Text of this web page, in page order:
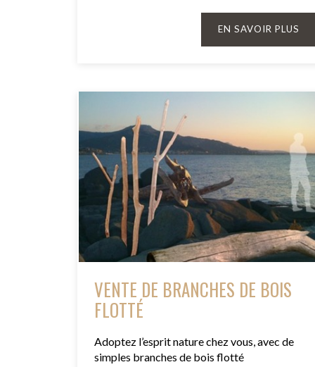
EN SAVOIR PLUS
VENTE DE BRANCHES DE BOIS
FLOTTÉ
Adoptez l’esprit nature chez vous, avec de
simples branches de bois flotté